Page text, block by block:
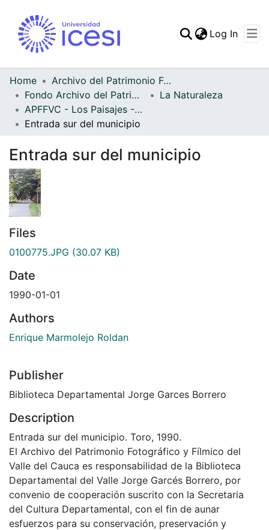
Statistics
Log In
Home
Archivo del Patrimonio Fotográfico y Fílmico del Valle del Cauca
Fondo Archivo del Patrimonio Fotográfico y Fílmico del Valle del Cauca
La Naturaleza
APFFVC - Los Paisajes - Patrimonial
Entrada sur del municipio
Entrada sur del municipio
Files
0100775.JPG (30.07 KB)
Date
1990-01-01
Authors
Enrique Marmolejo Roldan
Publisher
Biblioteca Departamental Jorge Garces Borrero
Description
Entrada sur del municipio. Toro, 1990.
El Archivo del Patrimonio Fotográfico y Fílmico del
Valle del Cauca es responsabilidad de la Biblioteca
Departamental del Valle Jorge Garcés Borrero, por
convenio de cooperación suscrito con la Secretaria
del Cultura Departamental, con el fin de aunar
esfuerzos para su conservación, preservación y